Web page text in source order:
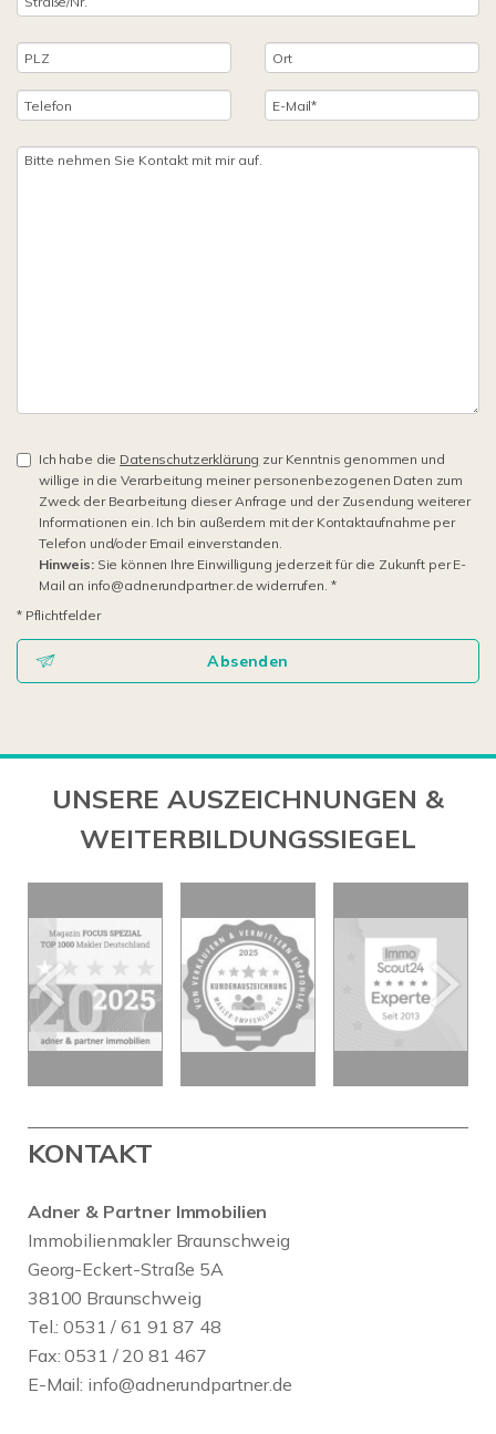
Ich habe die Datenschutzerklärung zur Kenntnis genommen und
willige in die Verarbeitung meiner personenbezogenen Daten zum
Zweck der Bearbeitung dieser Anfrage und der Zusendung weiterer
Informationen ein. Ich bin außerdem mit der Kontaktaufnahme per
Telefon und/oder Email einverstanden.
Hinweis:Sie können Ihre Einwilligung jederzeit für die Zukunft per E-
Mail an info@adnerundpartner.de widerrufen. *
* Pflichtfelder
Absenden
UNSERE AUSZEICHNUNGEN &
WEITERBILDUNGSSIEGEL
KONTAKT
Adner & Partner Immobilien
Immobilienmakler Braunschweig
Georg-Eckert-Straße 5A
38100 Braunschweig
Tel.: 0531 / 61 91 87 48
Fax: 0531 / 20 81 467
E-Mail: info@adnerundpartner.de